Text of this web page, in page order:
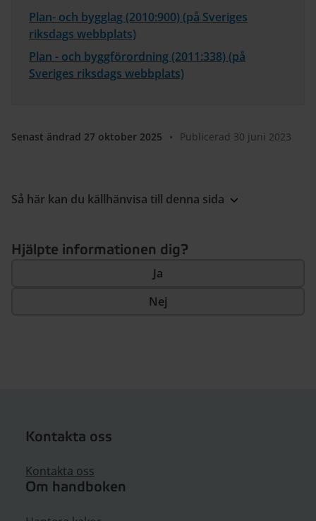
Plan- och bygglag (2010:900) (på Sveriges
riksdags webbplats)
Plan - och byggförordning (2011:338) (på
Sveriges riksdags webbplats)
Senast ändrad 27 oktober 2025 • Publicerad 30 juni 2023
Så här kan du källhänvisa till denna sida
Hjälpte informationen dig?
Ja
Nej
Kontakta oss
Kontakta oss
Om handboken